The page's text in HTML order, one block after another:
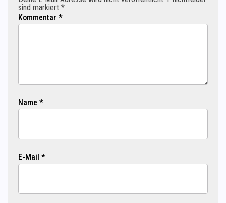
sind markiert *
Kommentar *
Name *
E-Mail *